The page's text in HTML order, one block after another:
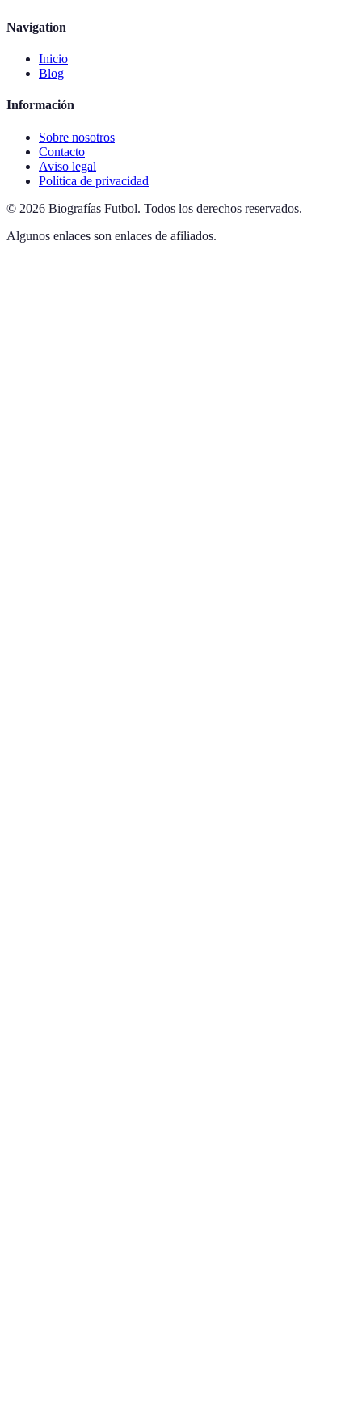
Navigation
Inicio
Blog
Información
Sobre nosotros
Contacto
Aviso legal
Política de privacidad
© 2026 Biografías Futbol. Todos los derechos reservados.
Algunos enlaces son enlaces de afiliados.